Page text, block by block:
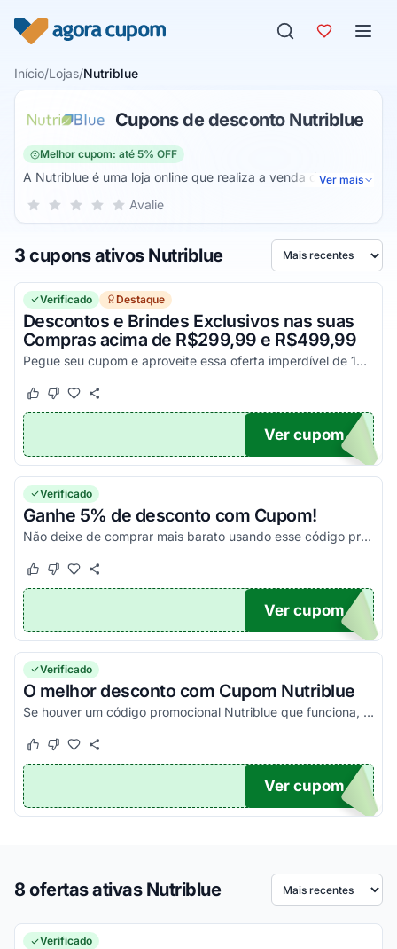
Início/Lojas/Nutriblue
Cupons de desconto Nutriblue
Melhor cupom: até 5% OFF
A Nutriblue é uma loja online que realiza a venda de
suplementos naturais. Assim, você poderá manter a sua
para várias finalidades.
Ver mais
Sua nota para Nutriblue, de 1 a 5 estrelas
5 estrelas
4 estrelas
3 estrelas
2 estrelas
1 estrela Avalie
3 cupons ativos Nutriblue Ordenar por
Verificado Destaque
Descontos e Brindes Exclusivos nas suas
Compras acima de R$299,99 e R$499,99
Pegue seu cupom e aproveite essa oferta imperdível de 10% Off!
Este cupom funcionou
Este cupom não funcionou
O22
Ver cupom
Verificado
Ganhe 5% de desconto com Cupom!
Não deixe de comprar mais barato usando esse código promocional. Aplique o voucher no carrinho e poupe!
Este cupom funcionou
Este cupom não funcionou
EVIP
Ver cupom
Verificado
O melhor desconto com Cupom Nutriblue
Se houver um código promocional Nutriblue que funciona, ele estará aqui na nossa página. Pegue o voucher e confira agora!
Este cupom funcionou
Este cupom não funcionou
TICO
Ver cupom
8 ofertas ativas Nutriblue Ordenar por
Verificado